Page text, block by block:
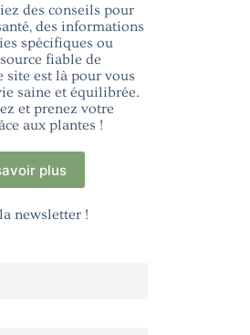
des conseils pour
des informations
spécifiques ou
fiable de
site est là pour vous
saine et équilibrée.
et prenez votre
aux plantes !
plus
newsletter !